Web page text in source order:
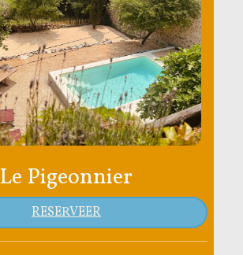
Le Pigeonnier
RESERVEER